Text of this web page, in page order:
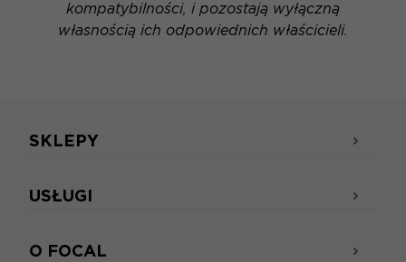
kompatybilności, i pozostają wyłączną
własnością ich odpowiednich właścicieli.
SKLEPY
USŁUGI
O FOCAL